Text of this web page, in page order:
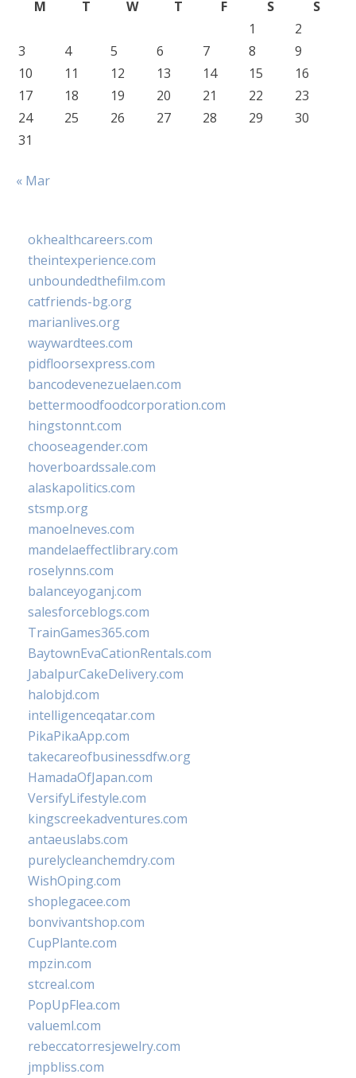
M T W T F S
S
1
2
3
4 5 6 7 8
9
10
11 12 13 14 15
16
17
18 19 20 21 22
23
24
25 26 27 28 29
30
31
« Mar
okhealthcareers.com
theintexperience.com
unboundedthefilm.com
catfriends-bg.org
marianlives.org
waywardtees.com
pidfloorsexpress.com
bancodevenezuelaen.com
bettermoodfoodcorporation.com
hingstonnt.com
chooseagender.com
hoverboardssale.com
alaskapolitics.com
stsmp.org
manoelneves.com
mandelaeffectlibrary.com
roselynns.com
balanceyoganj.com
salesforceblogs.com
TrainGames365.com
BaytownEvaCationRentals.com
JabalpurCakeDelivery.com
halobjd.com
intelligenceqatar.com
PikaPikaApp.com
takecareofbusinessdfw.org
HamadaOfJapan.com
VersifyLifestyle.com
kingscreekadventures.com
antaeuslabs.com
purelycleanchemdry.com
WishOping.com
shoplegacee.com
bonvivantshop.com
CupPlante.com
mpzin.com
stcreal.com
PopUpFlea.com
valueml.com
rebeccatorresjewelry.com
jmpbliss.com